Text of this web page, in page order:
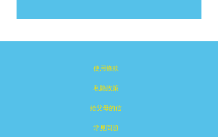
使用條款
私隐政策
給父母的信
常見問題